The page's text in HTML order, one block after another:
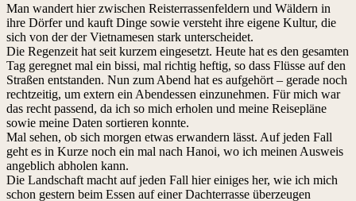
Man wandert hier zwischen Reisterrassenfeldern und Wäldern in
ihre Dörfer und kauft Dinge sowie versteht ihre eigene Kultur, die
sich von der der Vietnamesen stark unterscheidet.
Die Regenzeit hat seit kurzem eingesetzt. Heute hat es den gesamten
Tag geregnet mal ein bissi, mal richtig heftig, so dass Flüsse auf den
Straßen entstanden. Nun zum Abend hat es aufgehört – gerade noch
rechtzeitig, um extern ein Abendessen einzunehmen. Für mich war
das recht passend, da ich so mich erholen und meine Reisepläne
sowie meine Daten sortieren konnte.
Mal sehen, ob sich morgen etwas erwandern lässt. Auf jeden Fall
geht es in Kurze noch ein mal nach Hanoi, wo ich meinen Ausweis
angeblich abholen kann.
Die Landschaft macht auf jeden Fall hier einiges her, wie ich mich
schon gestern beim Essen auf einer Dachterrasse überzeugen